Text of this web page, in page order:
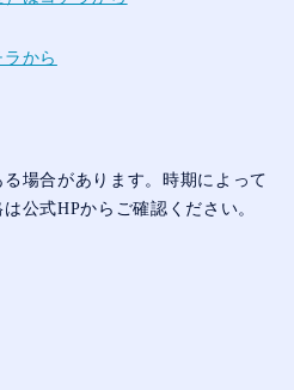
から
場合があります。時期によって
公式HPからご確認ください。